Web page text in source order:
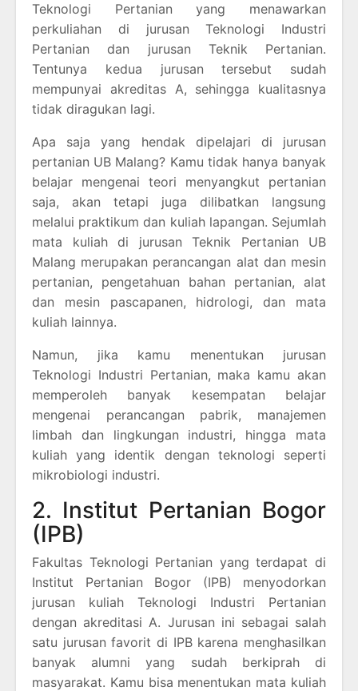
Teknologi Pertanian yang menawarkan
perkuliahan di jurusan Teknologi Industri
Pertanian dan jurusan Teknik Pertanian.
Tentunya kedua jurusan tersebut sudah
mempunyai akreditas A, sehingga kualitasnya
tidak diragukan lagi.
Apa saja yang hendak dipelajari di jurusan
pertanian UB Malang? Kamu tidak hanya banyak
belajar mengenai teori menyangkut pertanian
saja, akan tetapi juga dilibatkan langsung
melalui praktikum dan kuliah lapangan. Sejumlah
mata kuliah di jurusan Teknik Pertanian UB
Malang merupakan perancangan alat dan mesin
pertanian, pengetahuan bahan pertanian, alat
dan mesin pascapanen, hidrologi, dan mata
kuliah lainnya.
Namun, jika kamu menentukan jurusan
Teknologi Industri Pertanian, maka kamu akan
memperoleh banyak kesempatan belajar
mengenai perancangan pabrik, manajemen
limbah dan lingkungan industri, hingga mata
kuliah yang identik dengan teknologi seperti
mikrobiologi industri.
2. Institut Pertanian Bogor
(IPB)
Fakultas Teknologi Pertanian yang terdapat di
Institut Pertanian Bogor (IPB) menyodorkan
jurusan kuliah Teknologi Industri Pertanian
dengan akreditasi A. Jurusan ini sebagai salah
satu jurusan favorit di IPB karena menghasilkan
banyak alumni yang sudah berkiprah di
masyarakat. Kamu bisa menentukan mata kuliah